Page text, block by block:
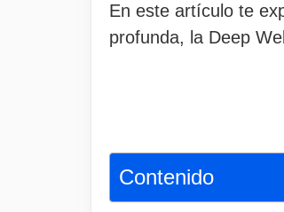
En este artículo te
profunda, la Deep
Contenido